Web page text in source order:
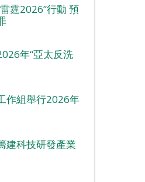
霆2026”行動 預
年“亞太反洗
作組舉行2026年
建科技研發產業